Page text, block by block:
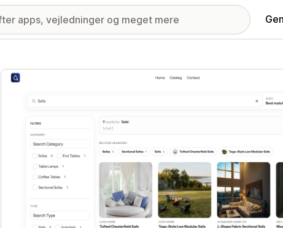
Galleri med udvalgte billeder